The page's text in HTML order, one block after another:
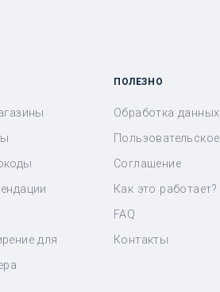
для
ПОЛЕЗНО
Обработка данных
Пользовательское
Соглашение
Как это работает?
FAQ
Контакты